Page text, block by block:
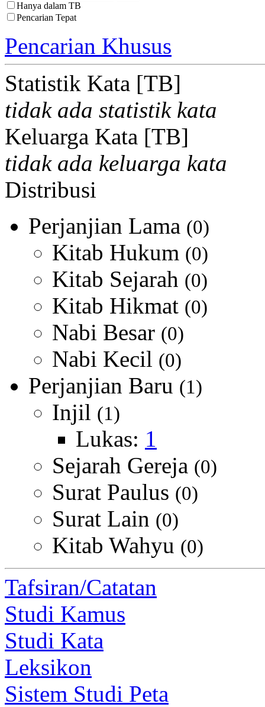
Hanya dalam TB
Pencarian Tepat
Pencarian Khusus
Statistik Kata [TB]
tidak ada statistik kata
Keluarga Kata [TB]
tidak ada keluarga kata
Distribusi
Perjanjian Lama (0)
Kitab Hukum (0)
Kitab Sejarah (0)
Kitab Hikmat (0)
Nabi Besar (0)
Nabi Kecil (0)
Perjanjian Baru (1)
Injil (1)
Lukas: 1
Sejarah Gereja (0)
Surat Paulus (0)
Surat Lain (0)
Kitab Wahyu (0)
Tafsiran/Catatan
Studi Kamus
Studi Kata
Leksikon
Sistem Studi Peta